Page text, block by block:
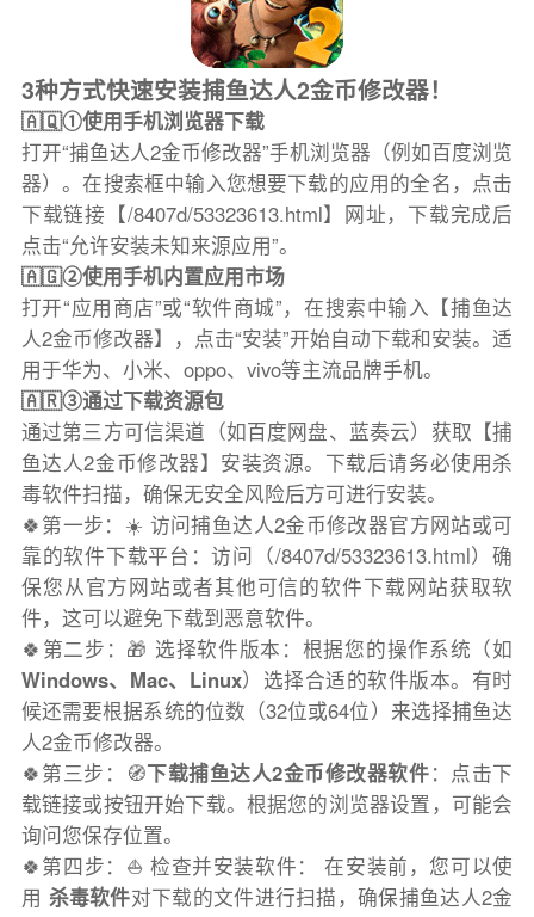
3种方式快速安装捕鱼达人2金币修改器！
🇦🇶①使用手机浏览器下载
打开“捕鱼达人2金币修改器”手机浏览器（例如百度浏览
器）。在搜索框中输入您想要下载的应用的全名，点击
下载链接【/8407d/53323613.html】网址，下载完成后
点击“允许安装未知来源应用”。
🇦🇬②使用手机内置应用市场
打开“应用商店”或“软件商城”，在搜索中输入【捕鱼达
人2金币修改器】，点击“安装”开始自动下载和安装。适
用于华为、小米、oppo、vivo等主流品牌手机。
🇦🇷③通过下载资源包
通过第三方可信渠道（如百度网盘、蓝奏云）获取【捕
鱼达人2金币修改器】安装资源。下载后请务必使用杀
毒软件扫描，确保无安全风险后方可进行安装。
🍀第一步：☀️ 访问捕鱼达人2金币修改器官方网站或可
靠的软件下载平台：访问（/8407d/53323613.html）确
保您从官方网站或者其他可信的软件下载网站获取软
件，这可以避免下载到恶意软件。
🍀第二步：🎁 选择软件版本：根据您的操作系统（如
Windows、Mac、Linux）选择合适的软件版本。有时
候还需要根据系统的位数（32位或64位）来选择捕鱼达
人2金币修改器。
🍀第三步：🧭下载捕鱼达人2金币修改器软件：点击下
载链接或按钮开始下载。根据您的浏览器设置，可能会
询问您保存位置。
🍀第四步：⛵️ 检查并安装软件： 在安装前，您可以使
用 杀毒软件对下载的文件进行扫描，确保捕鱼达人2金